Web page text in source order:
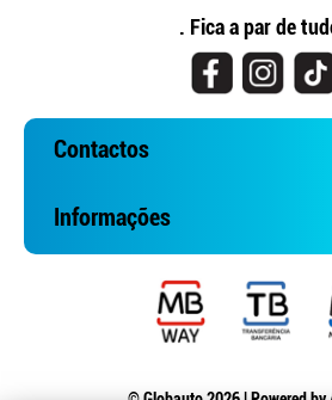
. Fica a par de
Contactos
Informações